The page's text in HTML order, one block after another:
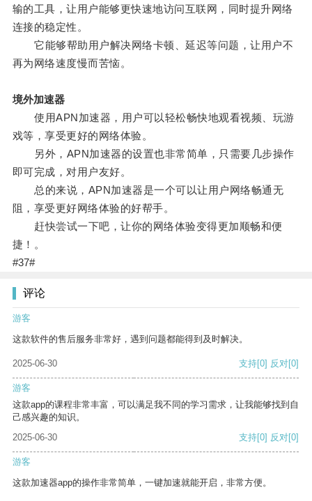
输的工具，让用户能够更快速地访问互联网，同时提升网络
连接的稳定性。
它能够帮助用户解决网络卡顿、延迟等问题，让用户不
再为网络速度慢而苦恼。
境外加速器
使用APN加速器，用户可以轻松畅快地观看视频、玩游
戏等，享受更好的网络体验。
另外，APN加速器的设置也非常简单，只需要几步操作
即可完成，对用户友好。
总的来说，APN加速器是一个可以让用户网络畅通无
阻，享受更好网络体验的好帮手。
赶快尝试一下吧，让你的网络体验变得更加顺畅和便
捷！。
#37#
评论
游客
这款软件的售后服务非常好，遇到问题都能得到及时解决。
2025-06-30 支持[0] 反对[0]
游客
这款app的课程非常丰富，可以满足我不同的学习需求，让我能够找到自
己感兴趣的知识。
2025-06-30
支持[0] 反对[0]
游客
这款加速器app的操作非常简单，一键加速就能开启，非常方便。